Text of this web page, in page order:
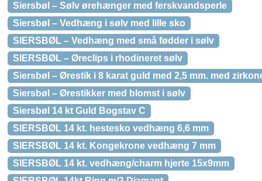
Siersbøl – Sølv ørehænger med ferskvandsperle
Siersbøl – Vedhæng i sølv med lille sko
SIERSBØL – Vedhæng med små fødder i sølv
SIERSBØL – Øreclips i rhodineret sølv
Siersbøl – Ørestik i 8 karat guld med 2,5 mm. med
Siersbøl – Ørestikker med blomst i sølv
Siersbøl 14 kt Guld Bogstav C
SIERSBØL 14 kt. hestesko vedhæng 6,6 mm
SIERSBØL 14 kt. Kongekrone vedhæng 7 mm
SIERSBØL 14 kt. vedhæng/charm hjerte 15x9mm